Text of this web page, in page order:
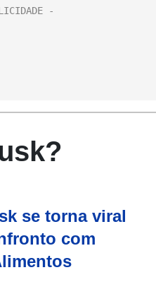
se torna viral
com